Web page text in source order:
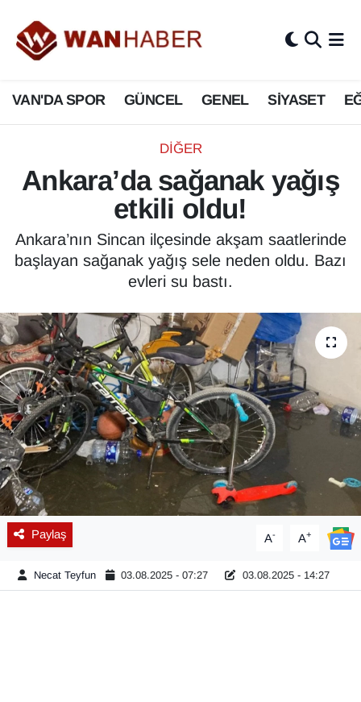
VAN'DA SPOR GÜNCEL GENEL SİYASET
DIĞER
Ankara’da sağanak yağış
etkili oldu!
Ankara’nın Sincan ilçesinde akşam saatlerinde
başlayan sağanak yağış sele neden oldu. Bazı
evleri su bastı.
Paylaş A- A+
Necat Teyfun 03.08.2025 - 07:27 03.08.2025 - 14:27
3.SAYFA
ASAYİŞ
BİLİM VE TEKNOLOJİ
Biyografi
ÇEVRE
Dernekler, Odalar
Diğer
DÜNYA
EĞİTİM
EKONOMİ
Emlak
Van Nöbetçi Eczaneler
Van Hava Durumu
Van Namaz Vakitleri
Van Trafik Yoğunluk Haritası
Tüm Manşetler
Haber Arşivi